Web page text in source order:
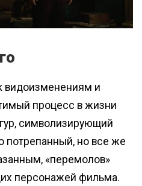
видоизменениям и
процесс в жизни
символизирующий
потрепанный, но все же
«перемолов»
персонажей фильма.